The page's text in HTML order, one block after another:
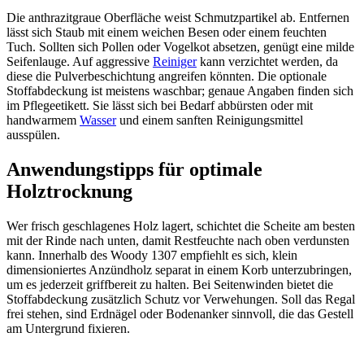
Die anthrazitgraue Oberfläche weist Schmutzpartikel ab. Entfernen
lässt sich Staub mit einem weichen Besen oder einem feuchten
Tuch. Sollten sich Pollen oder Vogelkot absetzen, genügt eine milde
Seifenlauge. Auf aggressive Reinigerkann verzichtet werden, da
diese die Pulverbeschichtung angreifen könnten. Die optionale
Stoffabdeckung ist meistens waschbar; genaue Angaben finden sich
im Pflegeetikett. Sie lässt sich bei Bedarf abbürsten oder mit
handwarmem Wasserund einem sanften Reinigungsmittel
ausspülen.
Anwendungstipps für optimale
Holztrocknung
Wer frisch geschlagenes Holz lagert, schichtet die Scheite am besten
mit der Rinde nach unten, damit Restfeuchte nach oben verdunsten
kann. Innerhalb des Woody 1307 empfiehlt es sich, klein
dimensioniertes Anzündholz separat in einem Korb unterzubringen,
um es jederzeit griffbereit zu halten. Bei Seitenwinden bietet die
Stoffabdeckung zusätzlich Schutz vor Verwehungen. Soll das Regal
frei stehen, sind Erdnägel oder Bodenanker sinnvoll, die das Gestell
am Untergrund fixieren.